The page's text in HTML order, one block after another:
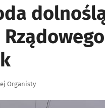
Organisty